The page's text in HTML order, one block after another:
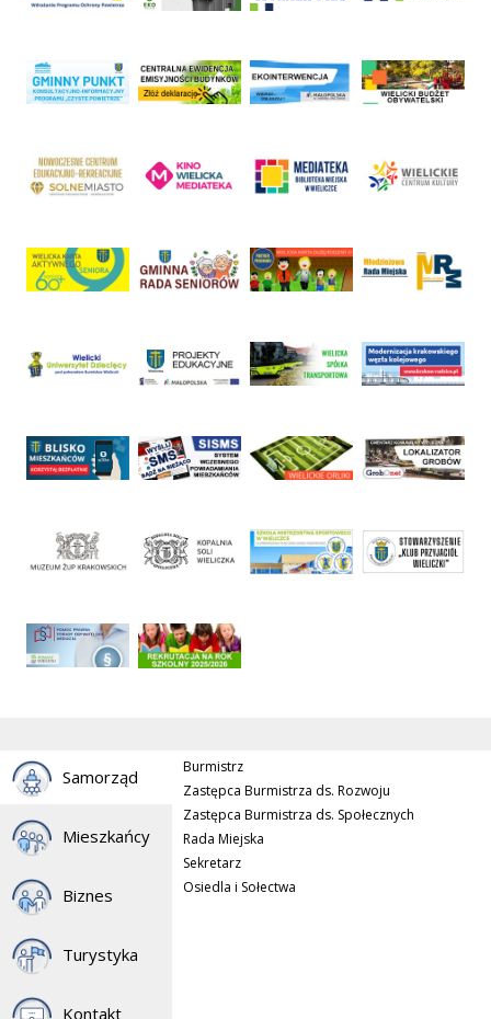
Samorząd
Mieszkańcy
Biznes
Turystyka
Kontakt
Burmistrz
Zastępca Burmistrza ds. Rozwoju
Zastępca Burmistrza ds. Społecznych
Rada Miejska
Sekretarz
Osiedla i Sołectwa